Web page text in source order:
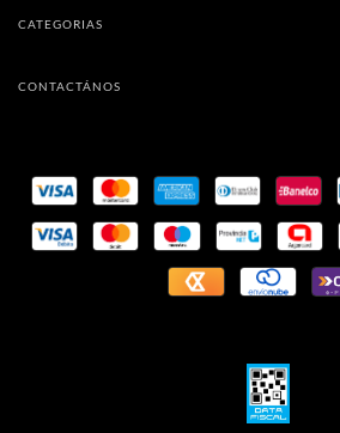
CATEGORIAS
CONTACTÁNOS